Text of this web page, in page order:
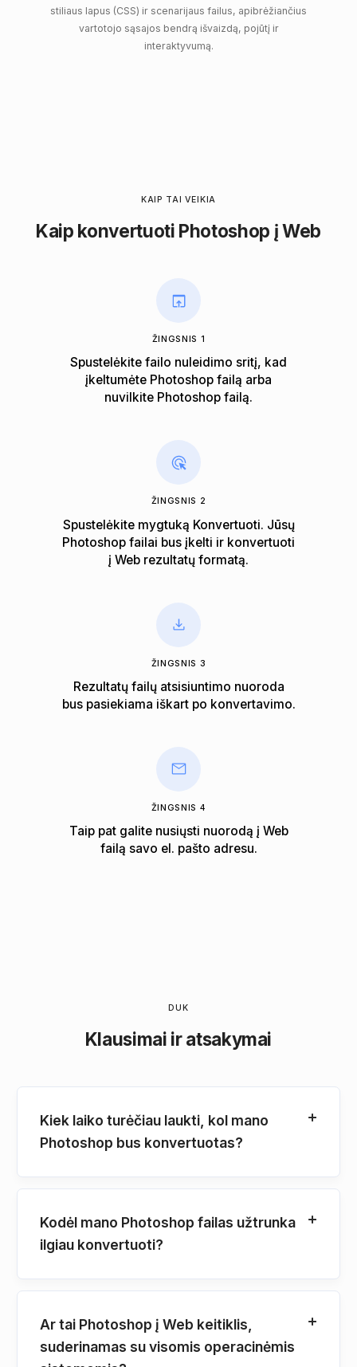
stiliaus lapus (CSS) ir scenarijaus failus, apibrėžiančius
vartotojo sąsajos bendrą išvaizdą, pojūtį ir
interaktyvumą.
KAIP TAI VEIKIA
Kaip konvertuoti Photoshop į Web
ŽINGSNIS 1
Spustelėkite failo nuleidimo sritį, kad
įkeltumėte Photoshop failą arba
nuvilkite Photoshop failą.
ŽINGSNIS 2
Spustelėkite mygtuką Konvertuoti. Jūsų
Photoshop failai bus įkelti ir konvertuoti
į Web rezultatų formatą.
ŽINGSNIS 3
Rezultatų failų atsisiuntimo nuoroda
bus pasiekiama iškart po konvertavimo.
ŽINGSNIS 4
Taip pat galite nusiųsti nuorodą į Web
failą savo el. pašto adresu.
DUK
Klausimai ir atsakymai
Kiek laiko turėčiau laukti, kol mano
Photoshop bus konvertuotas?
Kodėl mano Photoshop failas užtrunka
ilgiau konvertuoti?
Ar tai Photoshop į Web keitiklis,
suderinamas su visomis operacinėmis